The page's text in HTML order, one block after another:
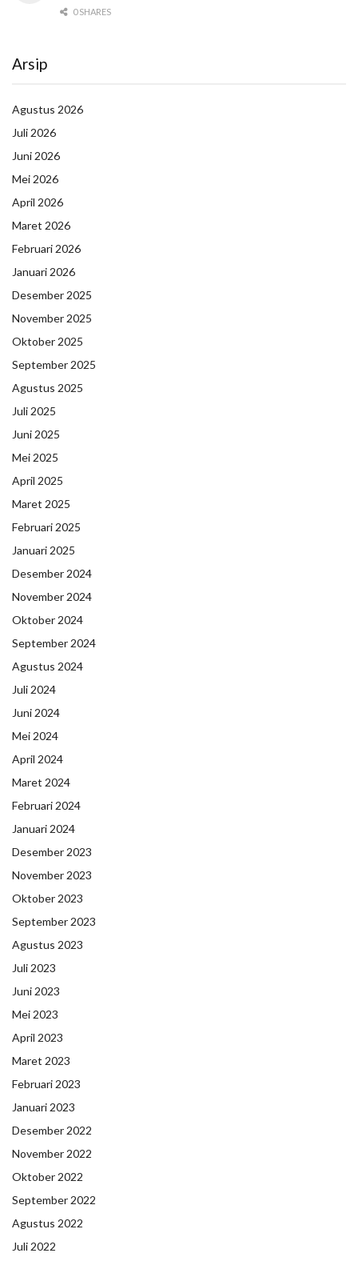
0 SHARES
Arsip
Agustus 2026
Juli 2026
Juni 2026
Mei 2026
April 2026
Maret 2026
Februari 2026
Januari 2026
Desember 2025
November 2025
Oktober 2025
September 2025
Agustus 2025
Juli 2025
Juni 2025
Mei 2025
April 2025
Maret 2025
Februari 2025
Januari 2025
Desember 2024
November 2024
Oktober 2024
September 2024
Agustus 2024
Juli 2024
Juni 2024
Mei 2024
April 2024
Maret 2024
Februari 2024
Januari 2024
Desember 2023
November 2023
Oktober 2023
September 2023
Agustus 2023
Juli 2023
Juni 2023
Mei 2023
April 2023
Maret 2023
Februari 2023
Januari 2023
Desember 2022
November 2022
Oktober 2022
September 2022
Agustus 2022
Juli 2022